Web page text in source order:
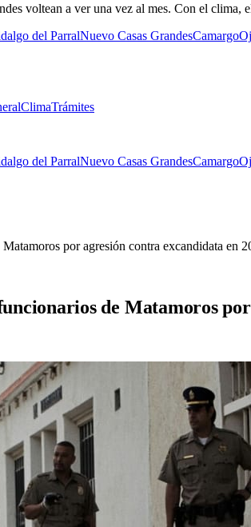
voltean a ver una vez al mes. Con el clima,
del ParralNuevo Casas GrandesCamargo
ClimaTrámites
del ParralNuevo Casas GrandesCamargo
por agresión contra excandidata en
de Matamoros